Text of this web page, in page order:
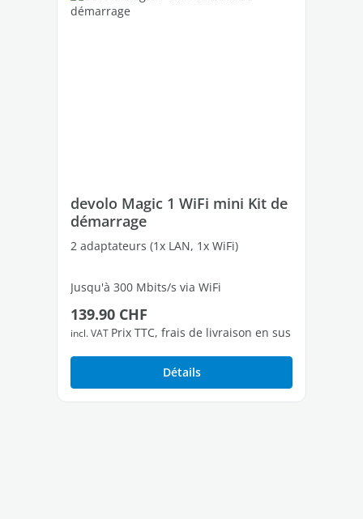
devolo Magic 1 WiFi mini Kit de
démarrage
2 adaptateurs (1x LAN, 1x WiFi)
Jusqu'à 300 Mbits/s via WiFi
1 port Fast Ethernet libres
Prix régulier :
139.90 CHF
incl. VAT Prix TTC, frais de livraison en sus
Détails